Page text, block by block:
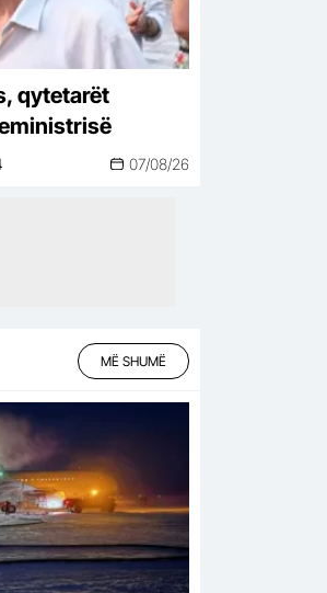
qytetarët
07/08/26
MË SHUMË